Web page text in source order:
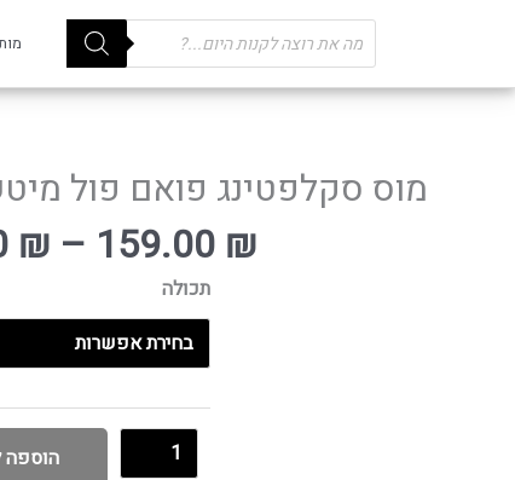
Products
search
מוס סקלפטינג פואם פול
₪ – 159.00 ₪
טווח
מחירים:
תכולה
הוספה